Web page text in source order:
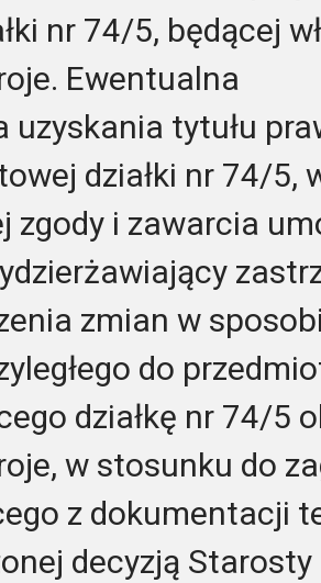
nr 74/5, będącej
Ewentualna
uzyskania tytułu
działki nr 74/5,
zgody i zawarcia
zmian w
do
działkę nr 74/5
w stosunku do
z dokumentacji
decyzją